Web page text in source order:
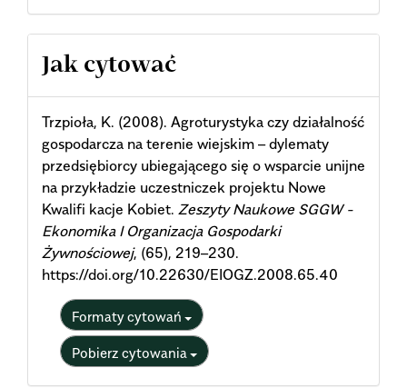
Article
Details
Jak cytować
Trzpioła, K. (2008). Agroturystyka czy działalność
gospodarcza na terenie wiejskim – dylematy
przedsiębiorcy ubiegającego się o wsparcie unijne
na przykładzie uczestniczek projektu Nowe
Kwalifi kacje Kobiet. Zeszyty Naukowe SGGW -
Ekonomika I Organizacja Gospodarki
Żywnościowej, (65), 219–230.
https://doi.org/10.22630/EIOGZ.2008.65.40
Formaty cytowań
Pobierz cytowania